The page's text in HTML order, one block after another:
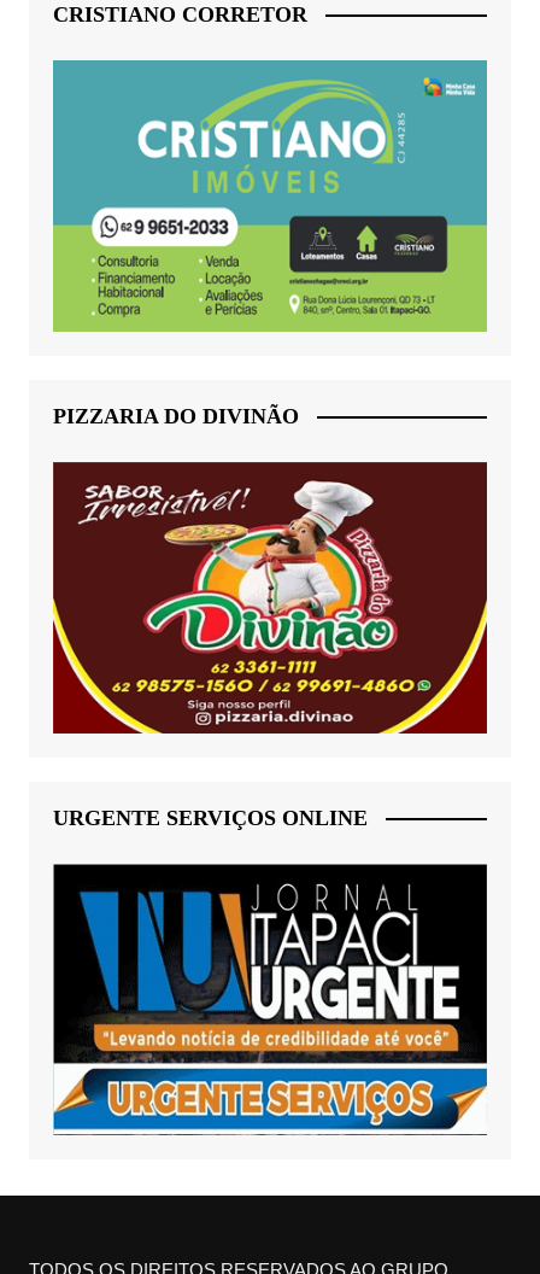
CRISTIANO CORRETOR
PIZZARIA DO DIVINÃO
URGENTE SERVIÇOS ONLINE
TODOS OS DIREITOS RESERVADOS AO GRUPO